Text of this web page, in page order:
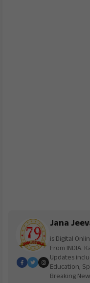
Jana
is Digital
From INDIA.
Updates
Education,
Breaking